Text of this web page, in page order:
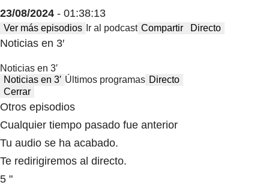
23/08/2024 - 01:38:13
Ver más episodios Ir al podcast Compartir Directo
Noticias en 3′
Noticias en 3′
Noticias en 3′ Últimos programas Directo
Cerrar
Otros episodios
Cualquier tiempo pasado fue anterior
Tu audio se ha acabado.
Te redirigiremos al directo.
5 "